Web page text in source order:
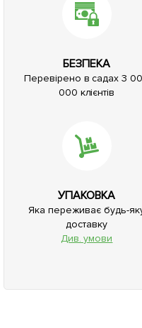
БЕЗПЕКА
Перевірено в садах 3
000 клієнтів
УПАКОВКА
Яка переживає будь-
доставку
Див. умови